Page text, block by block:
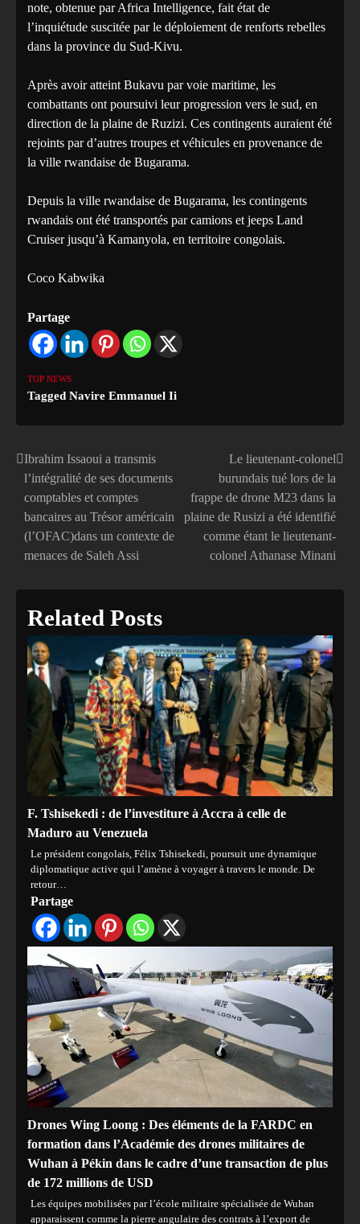
note, obtenue par Africa Intelligence, fait état de
l’inquiétude suscitée par le déploiement de renforts rebelles
dans la province du Sud-Kivu.
Après avoir atteint Bukavu par voie maritime, les
combattants ont poursuivi leur progression vers le sud, en
direction de la plaine de Ruzizi. Ces contingents auraient été
rejoints par d’autres troupes et véhicules en provenance de
la ville rwandaise de Bugarama.
Depuis la ville rwandaise de Bugarama, les contingents
rwandais ont été transportés par camions et jeeps Land
Cruiser jusqu’à Kamanyola, en territoire congolais.
Coco Kabwika
Partage
TOP NEWS
Tagged Navire Emmanuel Ii
Navigation
de
l’article
Ibrahim Issaoui a transmis
l’intégralité de ses documents
comptables et comptes
bancaires au Trésor américain
(l’OFAC)dans un contexte de
menaces de Saleh Assi
Le lieutenant-colonel
burundais tué lors de la
frappe de drone M23 dans la
plaine de Rusizi a été identifié
comme étant le lieutenant-
colonel Athanase Minani
Related Posts
F. Tshisekedi : de l’investiture à Accra à celle de
Maduro au Venezuela
Le président congolais, Félix Tshisekedi, poursuit une dynamique
diplomatique active qui l’amène à voyager à travers le monde. De
retour…
Partage
Drones Wing Loong : Des éléments de la FARDC en
formation dans l’Académie des drones militaires de
Wuhan à Pékin dans le cadre d’une transaction de plus
de 172 millions de USD
Les équipes mobilisées par l’école militaire spécialisée de Wuhan
apparaissent comme la pierre angulaire des contrats à l’export de